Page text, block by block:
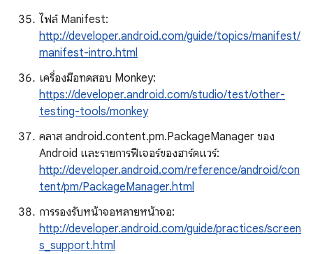
ไฟล์ Manifest:
http://developer.android.com/guide/topics/manifest/
manifest-intro.html
เครื่องมือทดสอบ Monkey:
https://developer.android.com/studio/test/other-
testing-tools/monkey
คลาส android.content.pm.PackageManager ของ
Android และรายการฟีเจอร์ของฮาร์ดแวร์:
http://developer.android.com/reference/android/con
tent/pm/PackageManager.html
การรองรับหน้าจอหลายหน้าจอ:
http://developer.android.com/guide/practices/screen
s_support.html